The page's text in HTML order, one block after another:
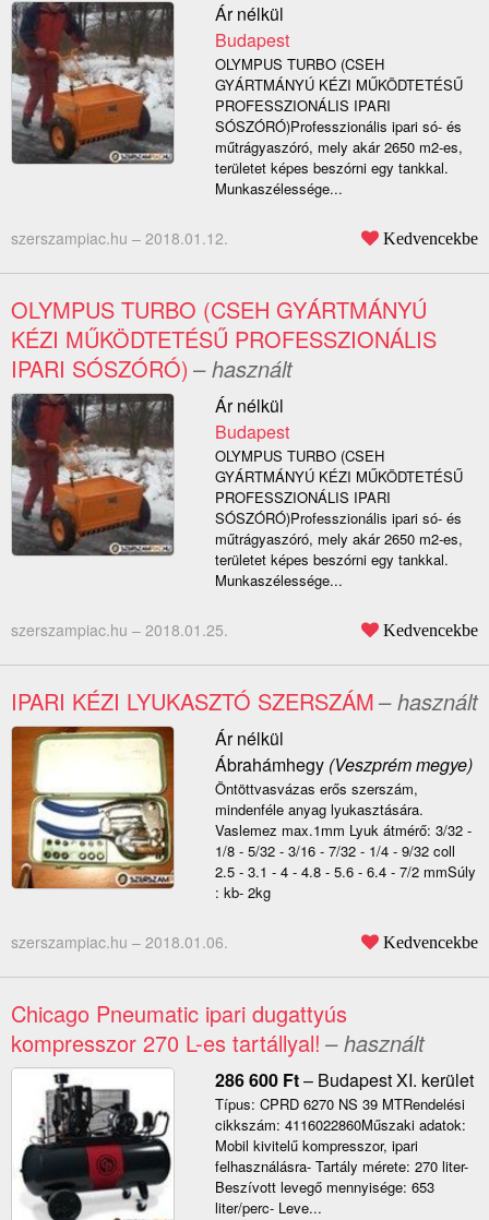
Ár nélkül
Budapest
OLYMPUS TURBO (CSEH
GYÁRTMÁNYÚ KÉZI MŰKÖDTETÉSŰ
PROFESSZIONÁLIS IPARI
SÓSZÓRÓ)Professzionális ipari só- és
műtrágyaszóró, mely akár 2650 m2-es,
területet képes beszórni egy tankkal.
Munkaszélessége...
szerszampiac.hu – 2018.01.12. Kedvencekbe
OLYMPUS TURBO (CSEH GYÁRTMÁNYÚ
KÉZI MŰKÖDTETÉSŰ PROFESSZIONÁLIS
IPARI SÓSZÓRÓ) – használt
Ár nélkül
Budapest
OLYMPUS TURBO (CSEH
GYÁRTMÁNYÚ KÉZI MŰKÖDTETÉSŰ
PROFESSZIONÁLIS IPARI
SÓSZÓRÓ)Professzionális ipari só- és
műtrágyaszóró, mely akár 2650 m2-es,
területet képes beszórni egy tankkal.
Munkaszélessége...
szerszampiac.hu – 2018.01.25. Kedvencekbe
IPARI KÉZI LYUKASZTÓ SZERSZÁM– használt
Ár nélkül
Ábrahámhegy(Veszprém megye)
Öntöttvasvázas erős szerszám,
mindenféle anyag lyukasztására.
Vaslemez max.1mm Lyuk átmérő: 3/32 -
1/8 - 5/32 - 3/16 - 7/32 - 1/4 - 9/32 coll
2.5 - 3.1 - 4 - 4.8 - 5.6 - 6.4 - 7/2 mmSúly
: kb- 2kg
szerszampiac.hu – 2018.01.06. Kedvencekbe
Chicago Pneumatic ipari dugattyús
kompresszor 270 L-es tartállyal! – használt
286 600 Ft– Budapest XI. kerület
Típus: CPRD 6270 NS 39 MTRendelési
cikkszám: 4116022860Műszaki adatok:
Mobil kivitelű kompresszor, ipari
felhasználásra- Tartály mérete: 270 liter-
Beszívott levegő mennyisége: 653
liter/perc- Leve...